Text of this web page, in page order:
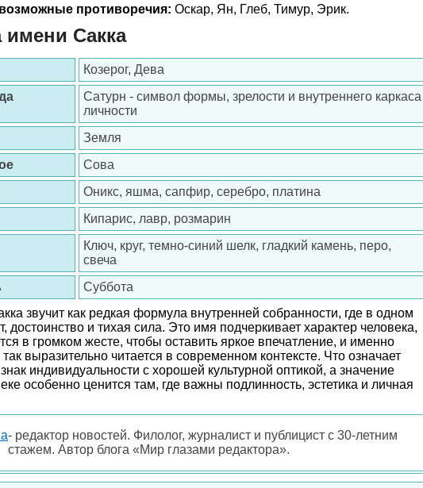
противоречия: Оскар, Ян, Глеб, Тимур, Эрик.
Сакка
Козерог, Дева
Сатурн - символ формы, зрелости и внутреннего каркаса
личности
Земля
Сова
Оникс, яшма, сапфир, серебро, платина
Кипарис, лавр, розмарин
Ключ, круг, темно-синий шелк, гладкий камень, перо,
свеча
Суббота
звучит как редкая формула внутренней собранности, где в одном
достоинство и тихая сила. Это имя подчеркивает характер человека,
в громком жесте, чтобы оставить яркое впечатление, и именно
выразительно читается в современном контексте. Что означает
индивидуальности с хорошей культурной оптикой, а значение
особенно ценится там, где важны подлинность, эстетика и личная
- редактор новостей. Филолог, журналист и публицист с 30-летним
стажем. Автор блога «Мир глазами редактора».